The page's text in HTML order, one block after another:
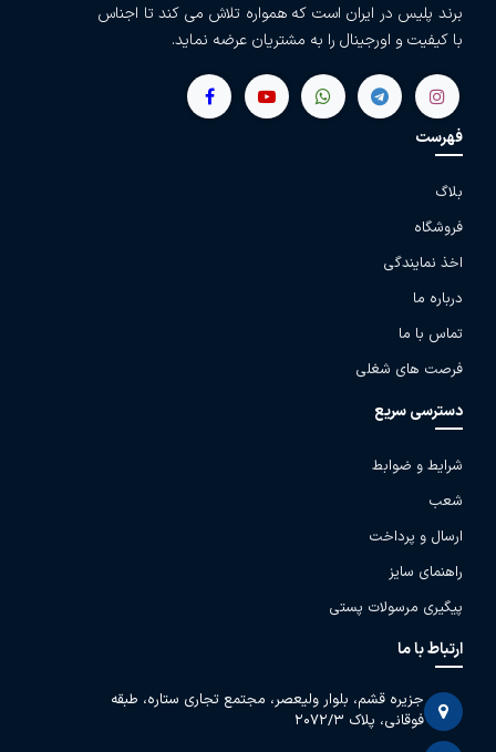
برند پلیس در ایران است که همواره تلاش می کند تا اجناس
با کیفیت و اورجینال را به مشتریان عرضه نماید.
فهرست
بلاگ
فروشگاه
اخذ نمایندگی
درباره ما
تماس با ما
فرصت های شغلی
دسترسی سریع
شرایط و ضوابط
شعب
ارسال و پرداخت
راهنمای سایز
پیگیری مرسولات پستی
ارتباط با ما
جزیره قشم، بلوار ولیعصر، مجتمع تجاری ستاره، طبقه
فوقانی، پلاک 2072/3